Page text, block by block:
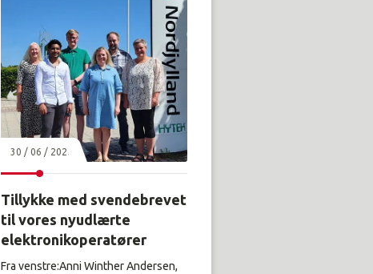
30 / 06 / 2026
Tillykke med svendebrevet
til vores nyudlærte
elektronikoperatører
Fra venstre:Anni Winther Andersen,